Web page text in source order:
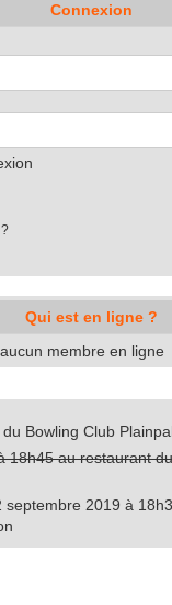
Connexion
Qui est en ligne ?
membre en ligne
Bowling Club
18h45 au restaurant
septembre 2019 à